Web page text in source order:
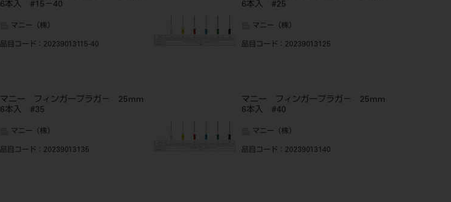
6本入 #15－40
マニー（株）
品目コード ：20239013115-40
6本入 #25
マニー（株）
品目コード ：20239013125
マニー フィンガープラガ－ 25mm
6本入 #35
マニー（株）
品目コード ：20239013135
マニー フィンガープラガ－ 25mm
6本入 #40
マニー（株）
品目コード ：20239013140